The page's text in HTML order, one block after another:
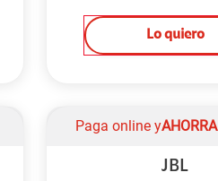
Lo quiero
Paga online yAHORRA
JBL